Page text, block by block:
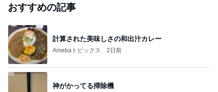
おすすめの記事
計算された美味しさの和出汁カレー
Amebaトピックス 2日前
神がかってる掃除機